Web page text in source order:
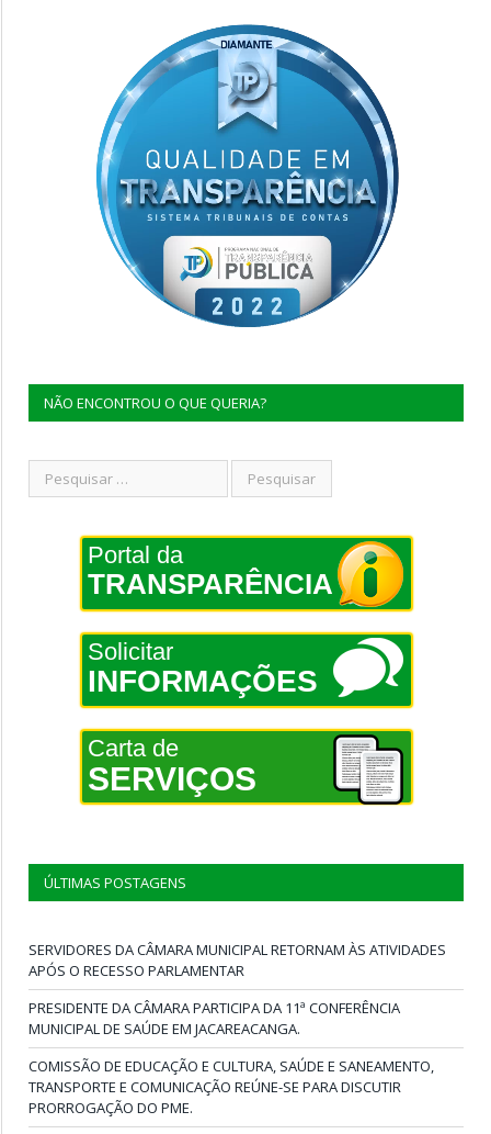
NÃO ENCONTROU O QUE QUERIA?
Portal da
TRANSPARÊNCIA
Solicitar
INFORMAÇÕES
Carta de
SERVIÇOS
ÚLTIMAS POSTAGENS
SERVIDORES DA CÂMARA MUNICIPAL RETORNAM ÀS ATIVIDADES
APÓS O RECESSO PARLAMENTAR
PRESIDENTE DA CÂMARA PARTICIPA DA 11ª CONFERÊNCIA
MUNICIPAL DE SAÚDE EM JACAREACANGA.
COMISSÃO DE EDUCAÇÃO E CULTURA, SAÚDE E SANEAMENTO,
TRANSPORTE E COMUNICAÇÃO REÚNE-SE PARA DISCUTIR
PRORROGAÇÃO DO PME.